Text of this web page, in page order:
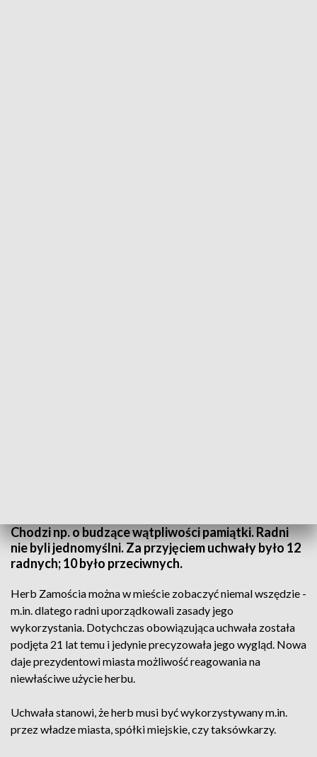
Chodzi np. o budzące wątpliwości pamiątki. Radni
nie byli jednomyślni. Za przyjęciem uchwały było 12
radnych; 10 było przeciwnych.
Herb Zamościa można w mieście zobaczyć niemal wszędzie -
m.in. dlatego radni uporządkowali zasady jego
wykorzystania. Dotychczas obowiązująca uchwała została
podjęta 21 lat temu i jedynie precyzowała jego wygląd. Nowa
daje prezydentowi miasta możliwość reagowania na
niewłaściwe użycie herbu.
Uchwała stanowi, że herb musi być wykorzystywany m.in.
przez władze miasta, spółki miejskie, czy taksówkarzy.